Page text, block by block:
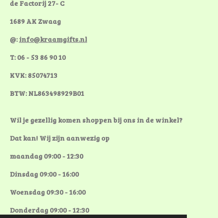
de Factorij 27- C
1689 AK Zwaag
@:info@kraamgifts.nl
T: 06 - 53 86 90 10
KVK: 85074713
BTW: NL863498929B01
Wil je gezellig komen shoppen bij ons in de winkel?
Dat kan! Wij zijn aanwezig op
maandag 09:00 - 12:30
Dinsdag 09:00 - 16:00
Woensdag 09:30 - 16:00
Donderdag 09:00 - 12:30